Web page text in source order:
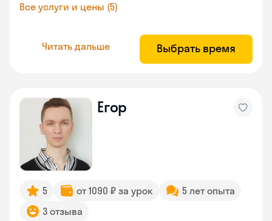
Все услуги и цены (5)
Читать дальше Выбрать время
Егор
5 от 1090 ₽ за урок
5 лет опыта
3 отзыва